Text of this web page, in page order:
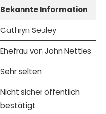
Bekannte Information
Cathryn Sealey
Ehefrau von John Nettles
Sehr selten
Nicht sicher öffentlich
bestätigt